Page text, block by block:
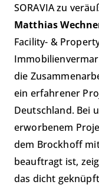
SORAVIA zu
Matthias
Facility- &
die
ein erfahrener
Deutschland. Bei
erworbenem
dem Brockhoff
beauftragt ist,
das dicht